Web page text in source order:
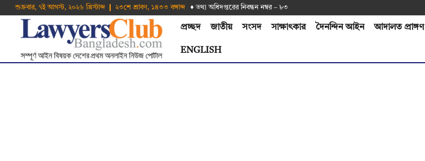
শুক্রবার, ৭ই আগস্ট, ২০২৬ খ্রিস্টাব্দ ❙ ২৩শে শ্রাবণ, ১৪৩৩ বঙ্গাব্দ ♦ তথ‌্য অ‌ধিদপ্ত‌রের নিবন্ধন নম্বর – ৮৩
প্রচ্ছদ জাতীয় সংসদ সাক্ষাৎকার দৈনন্দিন আইন আদালত প্রাঙ্গণ
ENGLISH